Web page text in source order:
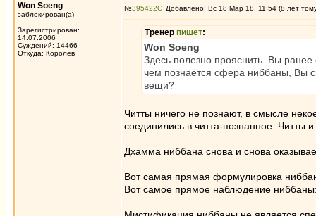
Won Soeng
заблокирован(а)
Зарегистрирован:
14.07.2006
Суждений: 14466
Откуда: Королев
№395422 Добавлено: Вс 18 Мар 18, 11:54 (8 лет
Тренер пишет:
Won Soeng
Здесь полезно прояснить. Вы ранее
чем познаётся сфера ниббаны, Вы
вещи?
Читты ничего не познают, в смысле
соединились в читта-познанное. Читты
Дхамма ниббана снова и снова
Вот самая прямая формулировка
Вот самое прямое наблюдение